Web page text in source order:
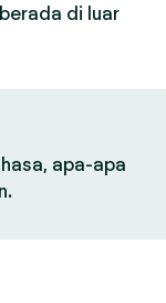
di luar
apa-apa